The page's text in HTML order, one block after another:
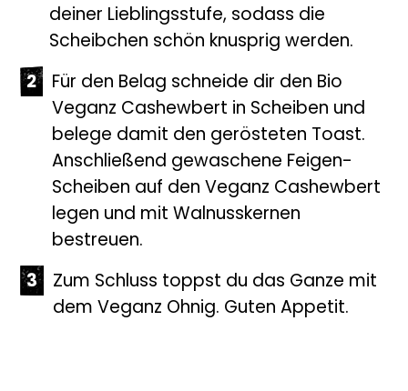
deiner Lieblingsstufe, sodass die
Scheibchen schön knusprig werden.
Für den Belag schneide dir den Bio
Veganz Cashewbert in Scheiben und
belege damit den gerösteten Toast.
Anschließend gewaschene Feigen-
Scheiben auf den Veganz Cashewbert
legen und mit Walnusskernen
bestreuen.
Zum Schluss toppst du das Ganze mit
dem Veganz Ohnig. Guten Appetit.